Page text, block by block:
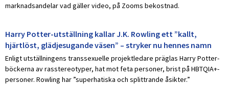
marknadsandelar vad gäller video, på Zooms bekostnad.
Harry Potter-utställning kallar J.K. Rowling ett ”kallt,
hjärtlöst, glädjesugande väsen” – stryker nu hennes namn
Enligt utställningens transsexuelle projektledare präglas Harry Potter-
böckerna av rasstereotyper, hat mot feta personer, brist på HBTQIA+-
personer. Rowling har ”superhatiska och splittrande åsikter.”